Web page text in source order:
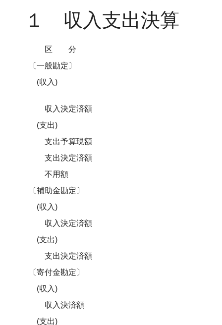
１ 収入支出決算
区分
〔一般勘定〕
(収入)
収入決定済額
(支出)
支出予算現額
支出決定済額
不用額
〔補助金勘定〕
(収入)
収入決定済額
(支出)
支出決定済額
〔寄付金勘定〕
(収入)
収入決済額
(支出)